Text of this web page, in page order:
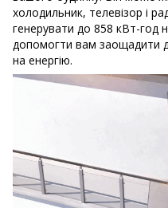
холодильник, телевізор і
генерувати до 858 кВт-год
допомогти вам заощадити
на енергію.